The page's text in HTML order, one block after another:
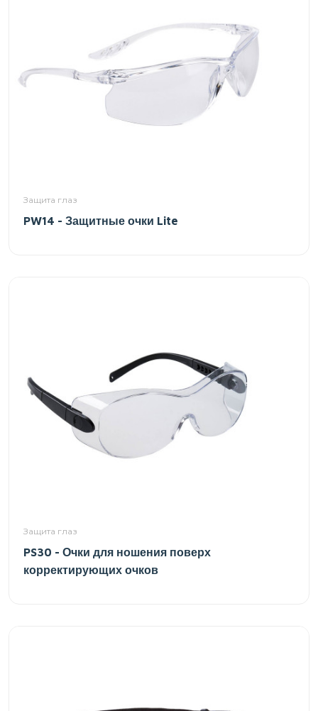
Защита глаз
PW14 - Защитные очки Lite
Защита глаз
PS30 - Очки для ношения поверх
корректирующих очков